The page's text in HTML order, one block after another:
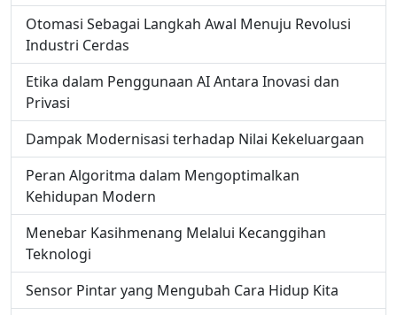
Otomasi Sebagai Langkah Awal Menuju Revolusi
Industri Cerdas
Etika dalam Penggunaan AI Antara Inovasi dan
Privasi
Dampak Modernisasi terhadap Nilai Kekeluargaan
Peran Algoritma dalam Mengoptimalkan
Kehidupan Modern
Menebar Kasihmenang Melalui Kecanggihan
Teknologi
Sensor Pintar yang Mengubah Cara Hidup Kita